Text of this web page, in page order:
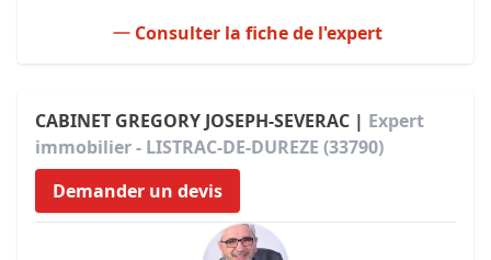
Consulter la fiche de l'expert
CABINET GREGORY JOSEPH-SEVERAC | Expert
immobilier - LISTRAC-DE-DUREZE (33790)
Demander un devis